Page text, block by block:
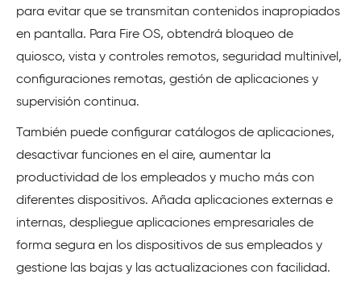
para evitar que se transmitan contenidos inapropiados
en pantalla. Para Fire OS, obtendrá bloqueo de
quiosco, vista y controles remotos, seguridad multinivel,
configuraciones remotas, gestión de aplicaciones y
supervisión continua.
También puede configurar catálogos de aplicaciones,
desactivar funciones en el aire, aumentar la
productividad de los empleados y mucho más con
diferentes dispositivos. Añada aplicaciones externas e
internas, despliegue aplicaciones empresariales de
forma segura en los dispositivos de sus empleados y
gestione las bajas y las actualizaciones con facilidad.